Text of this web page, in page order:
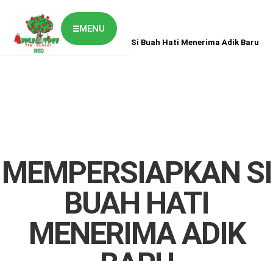
MENU
Contact Us
Job Vaccancy
Home News Mempersiapkan Si Buah Hati Menerima Adik Baru
MEMPERSIAPKAN SI
BUAH HATI
MENERIMA ADIK